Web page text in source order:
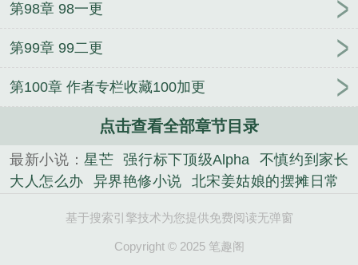
第98章 98一更
第99章 99二更
第100章 作者专栏收藏100加更
点击查看全部章节目录
最新小说：星芒 强行标下顶级Alpha
不慎约到家长
大人怎么办
异界艳修小说
北宋姜姑娘的摆摊日常
伯哥小说
明日星程笔趣阁全文免费阅读 不良之年少
老赵抱着暖暖在厨房小说免费阅读
基于搜索引擎技术为您提供免费阅读无弹窗
Copyright © 2025 笔趣阁